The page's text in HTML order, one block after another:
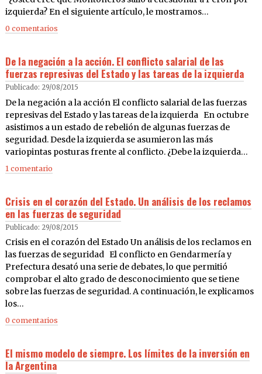
izquierda? En el siguiente artículo, le mostramos…
0 comentarios
De la negación a la acción. El conflicto salarial de las
fuerzas represivas del Estado y las tareas de la izquierda
Publicado: 29/08/2015
De la negación a la acción El conflicto salarial de las fuerzas
represivas del Estado y las tareas de la izquierda En octubre
asistimos a un estado de rebelión de algunas fuerzas de
seguridad. Desde la izquierda se asumieron las más
variopintas posturas frente al conflicto. ¿Debe la izquierda…
1 comentario
Crisis en el corazón del Estado. Un análisis de los reclamos
en las fuerzas de seguridad
Publicado: 29/08/2015
Crisis en el corazón del Estado Un análisis de los reclamos en
las fuerzas de seguridad El conflicto en Gendarmería y
Prefectura desató una serie de debates, lo que permitió
comprobar el alto grado de desconocimiento que se tiene
sobre las fuerzas de seguridad. A continuación, le explicamos
los…
0 comentarios
El mismo modelo de siempre. Los límites de la inversión en
la Argentina